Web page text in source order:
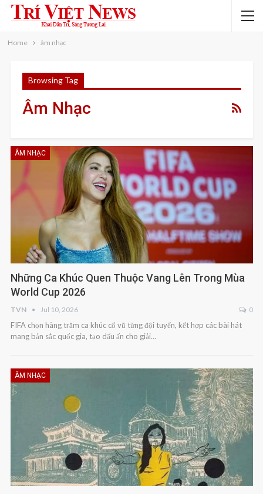
Home âm nhạc
Browsing Tag
Âm Nhạc
ÂM NHẠC
Những Ca Khúc Quen Thuộc Vang Lên Trong Mùa
World Cup 2026
TVN Jul 10, 2026 0
FIFA chọn hàng trăm ca khúc cổ vũ từng đội tuyển, kết hợp các bài hát
mang bản sắc quốc gia, tạo dấu ấn cho giải…
ÂM NHẠC